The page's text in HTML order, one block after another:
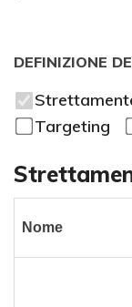
DEFINIZIONE
Targeting
Nome